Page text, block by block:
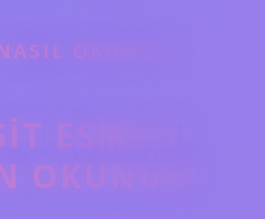
OKUNUR
ESMASI
OKUNUR?